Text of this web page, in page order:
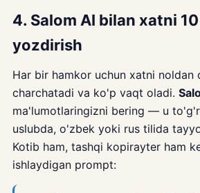
4. Salom AI bilan xatni
yozdirish
Har bir hamkor uchun xatni noldan
charchatadi va ko'p vaqt oladi.
ma'lumotlaringizni bering — u
uslubda, o'zbek yoki rus tilida
Kotib ham, tashqi kopirayter ham
ishlaydigan prompt: